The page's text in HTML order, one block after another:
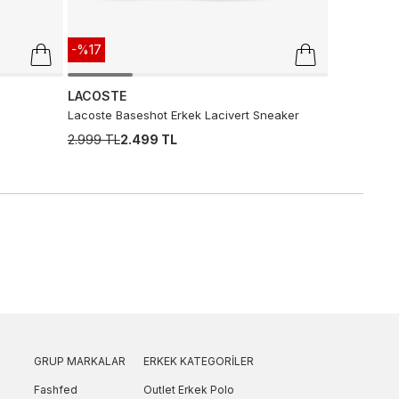
-%17
LACOSTE
Lacoste Baseshot Erkek Lacivert Sneaker
2.999 TL2.499 TL
GRUP MARKALAR
Fashfed
ERKEK KATEGORILER
Outlet Erkek Polo